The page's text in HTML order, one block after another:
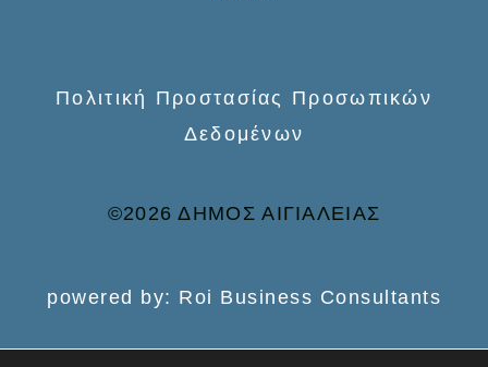
Πολιτική Προστασίας Προσωπικών
Δεδομένων
©2026 ΔΗΜΟΣ ΑΙΓΙΑΛΕΙΑΣ
powered by: Roi Business Consultants